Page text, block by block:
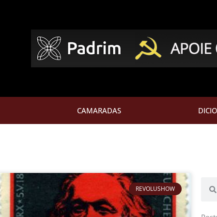
CAMARADAS
REVOLUSHOW